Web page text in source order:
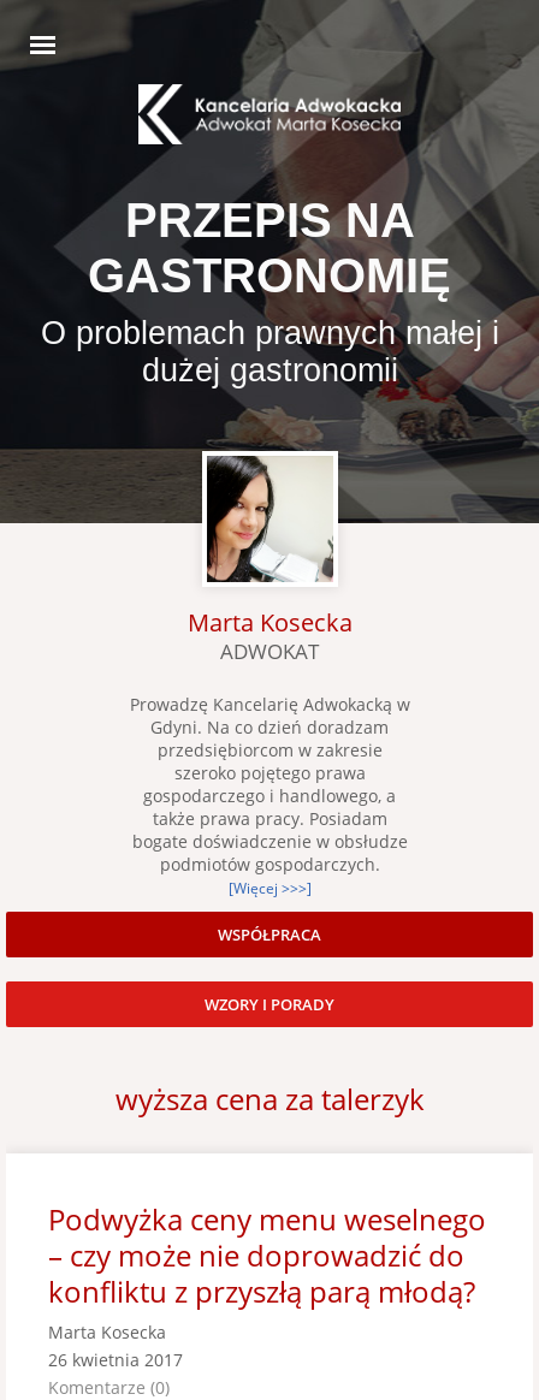
PRZEPIS NA
GASTRONOMIĘ
O problemach prawnych małej i
dużej gastronomii
Marta Kosecka
ADWOKAT
Prowadzę Kancelarię Adwokacką w
Gdyni. Na co dzień doradzam
przedsiębiorcom w zakresie
szeroko pojętego prawa
gospodarczego i handlowego, a
także prawa pracy. Posiadam
bogate doświadczenie w obsłudze
podmiotów gospodarczych.
[Więcej >>>]
WSPÓŁPRACA
WZORY I PORADY
wyższa cena za talerzyk
Podwyżka ceny menu weselnego
– czy może nie doprowadzić do
konfliktu z przyszłą parą młodą?
Marta Kosecka
26 kwietnia 2017
Komentarze (0)